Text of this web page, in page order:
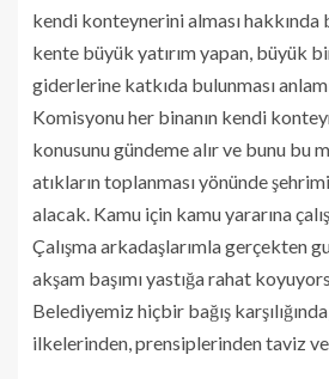
kendi konteynerini alması
kente büyük yatırım yapan, büyük
giderlerine katkıda bulunması
Komisyonu her binanın kendi
konusunu gündeme alır ve bunu bu
atıkların toplanması yönünde
alacak. Kamu için kamu yararına
Çalışma arkadaşlarımla gerçekten
akşam başımı yastığa rahat
Belediyemiz hiçbir bağış
ilkelerinden, prensiplerinden taviz